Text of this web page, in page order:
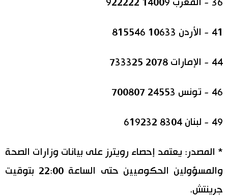
36 - المغرب 14009 922222
41 - الأردن 10633 815546
44 - الإمارات 2078 733325
46 - تونس 24553 700807
49 - لبنان 8304 619232
* المصدر: يعتمد إحصاء رويترز على بيانات وزارات الصحة
والمسؤولين الحكوميين حتى الساعة 22:00 بتوقيت
جرينتش.